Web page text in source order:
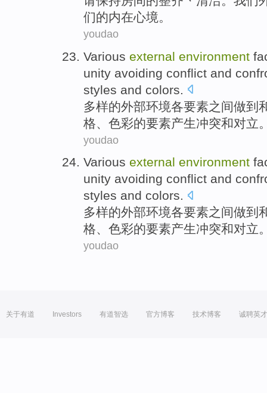
们的内在心境。
youdao
Various external environment
unity avoiding conflict and
styles and colors
多样的外部环境各要素之间做到
格
色彩的要素产生冲突和对立
youdao
Various external environment
unity avoiding conflict and
styles and colors.
多样的外部环境各要素之间做到
格、 色彩的要素产生冲突和对立
youdao
关于有道 Investors 有道智选 官方博客 技术博客 诚聘英才